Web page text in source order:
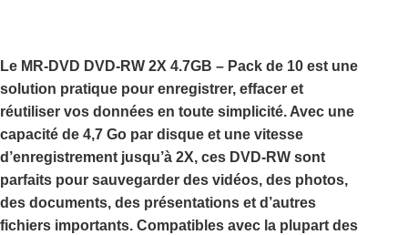
Le MR-DVD DVD-RW 2X 4.7GB – Pack de 10 est une
solution pratique pour enregistrer, effacer et
réutiliser vos données en toute simplicité. Avec une
capacité de 4,7 Go par disque et une vitesse
d’enregistrement jusqu’à 2X, ces DVD-RW sont
parfaits pour sauvegarder des vidéos, des photos,
des documents, des présentations et d’autres
fichiers importants. Compatibles avec la plupart des